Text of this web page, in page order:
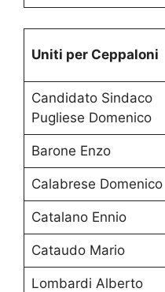
Uniti per Ceppaloni
Candidato Sindaco
Pugliese Domenico
Barone Enzo
Calabrese Domenico
Catalano Ennio
Cataudo Mario
Lombardi Alberto